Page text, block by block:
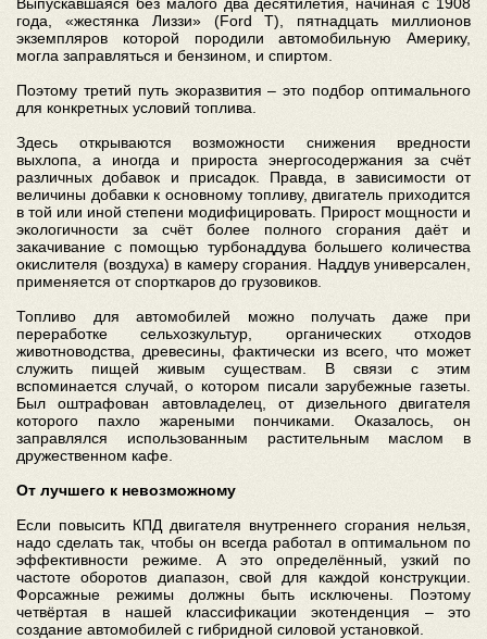
года, «жестянка Лиззи» (Ford T), пятнадцать миллионов
экземпляров которой породили автомобильную Америку,
могла заправляться и бензином, и спиртом.
Поэтому третий путь экоразвития – это подбор оптимального
для конкретных условий топлива.
Здесь открываются возможности снижения вредности
выхлопа, а иногда и прироста энергосодержания за счёт
различных добавок и присадок. Правда, в зависимости от
величины добавки к основному топливу, двигатель приходится
в той или иной степени модифицировать. Прирост мощности и
экологичности за счёт более полного сгорания даёт и
закачивание с помощью турбонаддува большего количества
окислителя (воздуха) в камеру сгорания. Наддув универсален,
применяется от спорткаров до грузовиков.
Топливо для автомобилей можно получать даже при
переработке сельхозкультур, органических отходов
животноводства, древесины, фактически из всего, что может
служить пищей живым существам. В связи с этим
вспоминается случай, о котором писали зарубежные газеты.
Был оштрафован автовладелец, от дизельного двигателя
которого пахло жареными пончиками. Оказалось, он
заправлялся использованным растительным маслом в
дружественном кафе.
От лучшего к невозможному
Если повысить КПД двигателя внутреннего сгорания нельзя,
надо сделать так, чтобы он всегда работал в оптимальном по
эффективности режиме. А это определённый, узкий по
частоте оборотов диапазон, свой для каждой конструкции.
Форсажные режимы должны быть исключены. Поэтому
четвёртая в нашей классификации экотенденция – это
создание автомобилей с гибридной силовой установкой.